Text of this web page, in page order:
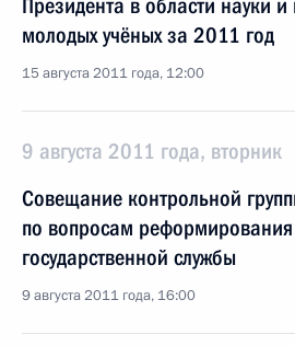
Президента в области науки
молодых учёных за 2011 год
15 августа 2011 года, 12:00
9 августа 2011 года, вторник
Совещание контрольной
по вопросам
государственной службы
9 августа 2011 года, 16:00